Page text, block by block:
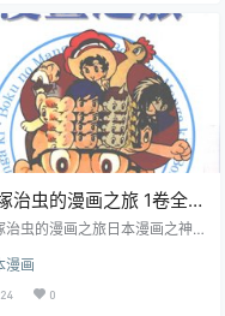
一个叫隆一的少年将各个篇章
起来，他在不同故事中经历着
奇妙的冒险，读者能跟随他的
体验到不同的场景和情节，有
的科幻…
治虫的漫画之旅 1卷全
治虫 漫画全集下载
治虫的漫画之旅日本漫画之神
了他从童年到晚年的漫画创作
和心路历程。共1卷全集漫画下
这本书是手塚治虫对自己一生
漫画
0